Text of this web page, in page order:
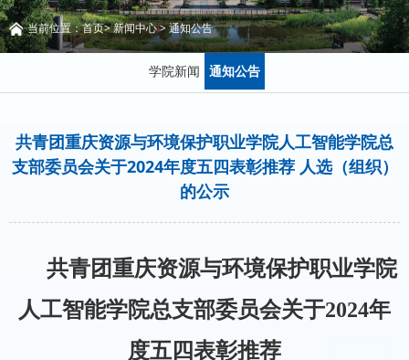
当前位置：首页>新闻中心>通知公告
学院新闻 通知公告
共青团重庆资源与环境保护职业学院人工智能学院总
支部委员会关于2024年度五四表彰推荐 人选（组织）
的公示
共青团重庆资源与环境保护职业学院
人工智能学院总支部委员会关于2024年
度五四表彰推荐